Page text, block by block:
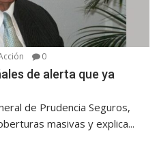
0
de alerta que ya
de Prudencia Seguros,
masivas y explica...